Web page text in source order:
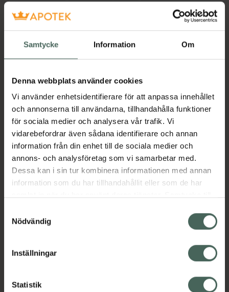
Samtycke Information Om
Denna webbplats använder cookies
Vi använder enhetsidentifierare för att anpassa innehållet
och annonserna till användarna, tillhandahålla funktioner
för sociala medier och analysera vår trafik. Vi
vidarebefordrar även sådana identifierare och annan
information från din enhet till de sociala medier och
annons- och analysföretag som vi samarbetar med.
Dessa kan i sin tur kombinera informationen med annan
information som du har tillhandahållit eller som de har
återkalla ditt samtycke via webbplatsens
cookieinställningar. Ett återkallat samtycke påverkar inte
lagligheten av behandling som skett innan återkallelsen.
Nödvändig
Inställningar
Statistik
Aktuella erbjudanden
Beskrivning
Läs alltid bipacksedeln innan
användning.
Kronans Apotek finns här för dig. Du hittar oss från Skåne i
syd till Lappland i norr, och online i mobilen och på
hjälpa just dig att må lite bättre. Välkommen att prata